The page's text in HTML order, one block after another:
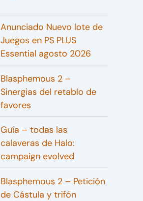
Anunciado Nuevo lote de
Juegos en PS PLUS
Essential agosto 2026
Blasphemous 2 –
Sinergias del retablo de
favores
Guía – todas las
calaveras de Halo:
campaign evolved
Blasphemous 2 – Petición
de Cástula y trifón